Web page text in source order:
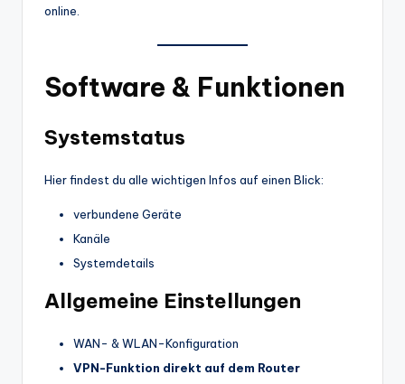
online.
Software & Funktionen
Systemstatus
Hier findest du alle wichtigen Infos auf einen Blick:
verbundene Geräte
Kanäle
Systemdetails
Allgemeine Einstellungen
WAN- & WLAN-Konfiguration
VPN-Funktion direkt auf dem Router